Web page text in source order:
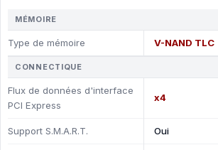
MÉMOIRE
Type de mémoire V-NAND TLC
CONNECTIQUE
Flux de données d'interface
PCI Express
x4
Support S.M.A.R.T. Oui